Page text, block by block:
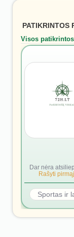
PATIKRINTOS
Visos
Dar nėra
Rašyti
Sportas ir